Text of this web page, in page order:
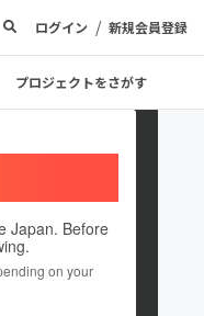
ログイン / 新規会員登録
プロジェクトをさがす
Japan. Before
on your